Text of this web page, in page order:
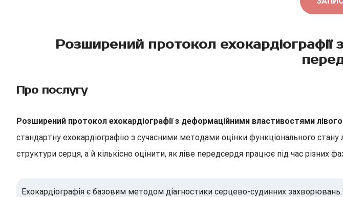
Розширений протокол
Про послугу
Розширений протокол ехокардіографії з деформаційними властивостями
стандартну ехокардіографію з сучасними методами оцінки функціонального
структури серця, а й кількісно оцінити, як ліве передсердя працює під час різних
Ехокардіографія є базовим методом діагностики серцево-судинних